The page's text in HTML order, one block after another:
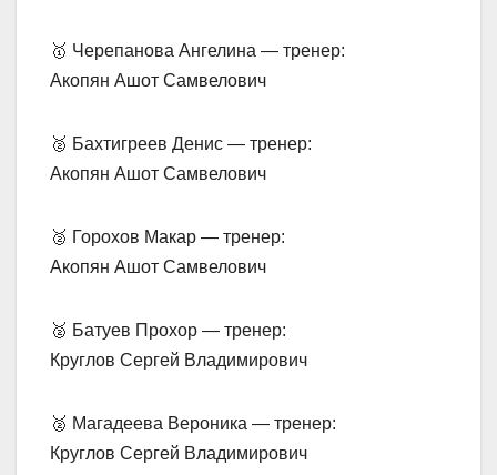
🥇 Черепанова Ангелина — тренер:
Акопян Ашот Самвелович
🥈 Бахтигреев Денис — тренер:
Акопян Ашот Самвелович
🥈 Горохов Макар — тренер:
Акопян Ашот Самвелович
🥈 Батуев Прохор — тренер:
Круглов Сергей Владимирович
🥈 Магадеева Вероника — тренер:
Круглов Сергей Владимирович